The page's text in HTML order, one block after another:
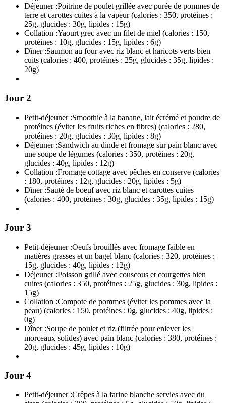
Déjeuner :Poitrine de poulet grillée avec purée de pommes de
terre et carottes cuites à la vapeur (calories : 350, protéines :
25g, glucides : 30g, lipides : 15g)
Collation :Yaourt grec avec un filet de miel (calories : 150,
protéines : 10g, glucides : 15g, lipides : 6g)
Dîner :Saumon au four avec riz blanc et haricots verts bien
cuits (calories : 400, protéines : 25g, glucides : 35g, lipides :
20g)
Jour 2
Petit-déjeuner :Smoothie à la banane, lait écrémé et poudre de
protéines (éviter les fruits riches en fibres) (calories : 280,
protéines : 20g, glucides : 30g, lipides : 8g)
Déjeuner :Sandwich au dinde et fromage sur pain blanc avec
une soupe de légumes (calories : 350, protéines : 20g,
glucides : 40g, lipides : 12g)
Collation :Fromage cottage avec pêches en conserve (calories
: 180, protéines : 12g, glucides : 20g, lipides : 5g)
Dîner :Sauté de boeuf avec riz blanc et carottes cuites
(calories : 400, protéines : 30g, glucides : 35g, lipides : 15g)
Jour 3
Petit-déjeuner :Oeufs brouillés avec fromage faible en
matières grasses et un bagel blanc (calories : 320, protéines :
15g, glucides : 40g, lipides : 12g)
Déjeuner :Poisson grillé avec couscous et courgettes bien
cuites (calories : 350, protéines : 25g, glucides : 30g, lipides :
15g)
Collation :Compote de pommes (éviter les pommes avec la
peau) (calories : 150, protéines : 0g, glucides : 40g, lipides :
0g)
Dîner :Soupe de poulet et riz (filtrée pour enlever les
morceaux solides) avec pain blanc (calories : 380, protéines :
20g, glucides : 45g, lipides : 10g)
Jour 4
Petit-déjeuner :Crêpes à la farine blanche servies avec du